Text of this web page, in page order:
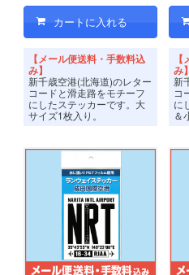
【メール便送料・手数料込
み】
新千歳空港(北海道)のレター
コードと滑走路をモチーフ
にしたステッカーです。 大
サイズ1枚入り。
み
新
コ
に
＆